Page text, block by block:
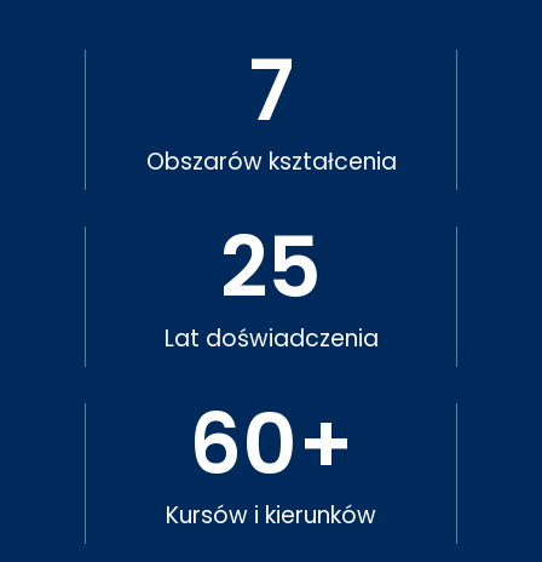
Obszarów kształcenia
7
Lat doświadczenia
25
Kursów i kierunków
60+